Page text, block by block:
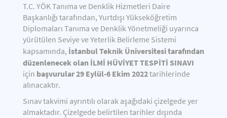
T.C. YÖK Tanıma ve Denklik Hizmetleri Daire
Başkanlığı tarafından, Yurtdışı Yükseköğretim
Diplomaları Tanıma ve Denklik Yönetmeliği uyarınca
yürütülen Seviye ve Yeterlik Belirleme Sistemi
kapsamında, İstanbul Teknik Üniversitesi tarafından
düzenlenecek olan İLMİ HÜVİYET TESPİTİ SINAVI
için başvurular 29 Eylül-6 Ekim 2022tarihlerinde
alınacaktır.
Sınav takvimi ayrıntılı olarak aşağıdaki çizelgede yer
almaktadır. Çizelgede belirtilen tarihler dışında